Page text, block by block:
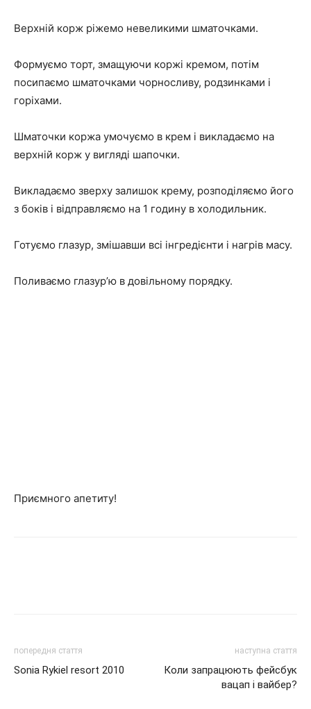
Верхній корж ріжемо невеликими шматочками.
Формуємо торт, змащуючи коржі кремом, потім
посипаємо шматочками чорносливу, родзинками і
горіхами.
Шматочки коржа умочуємо в крем і викладаємо на
верхній корж у вигляді шапочки.
Викладаємо зверху залишок крему, розподіляємо його
з боків і відправляємо на 1 годину в холодильник.
Готуємо глазур, змішавши всі інгредієнти і нагрів масу.
Поливаємо глазур’ю в довільному порядку.
Приємного апетиту!
попередня стаття
Sonia Rykiel resort 2010
наступна стаття
Коли запрацюють фейсбук
вацап і вайбер?